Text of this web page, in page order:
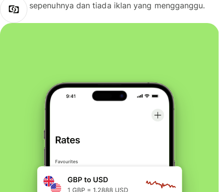
sepenuhnya dan tiada iklan yang mengganggu.